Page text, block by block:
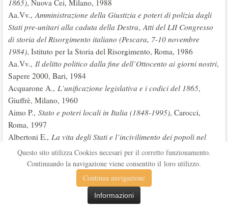
1865), Nuova Cei, Milano, 1988
Aa.Vv.,Amministrazione della Giustizia e poteri di polizia dagli
Stati pre-unitari alla caduta della Destra,Atti del LII Congresso
di storia del Risorgimento italiano (Pescara, 7-10 novembre
1984), Istituto per la Storia del Risorgimento, Roma, 1986
Aa.Vv., Il delitto politico dalla fine dell’Ottocento ai giorni nostri,
Sapere 2000, Bari, 1984
Acquarone A., L’unificazione legislativa e i codici del 1865,
Giuffrè, Milano, 1960
Aimo P., Stato e poteri locali in Italia (1848-1995), Carocci,
Roma, 1997
Albertoni E., La vita degli Stati e l’incivilimento dei popoli nel
pensiero politico di Gian Domenico Romagnosi, Giuffrè, Milano,
La vita di Silvio Pellico
, Mondadori, Milano, 1933
La grandezza di Silvio Pellico, Libreria sociale,
Questo sito utilizza Cookies necesari per il corretto funzionamento.
Continuando la navigazione viene consentito il loro utilizzo.
Continua navigazione
Informazioni